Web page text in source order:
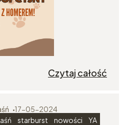
Czytaj całość
17-05-2024
starburst nowości YA